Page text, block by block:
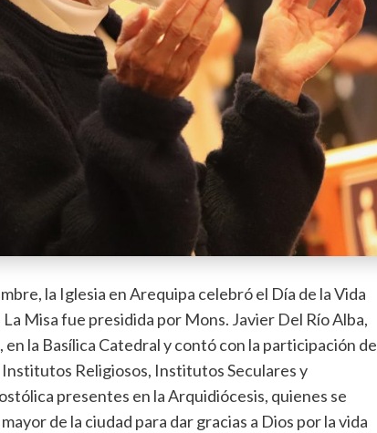
la Iglesia en Arequipa celebró el Día de la Vida
Misa fue presidida por Mons. Javier Del Río Alba,
la Basílica Catedral y contó con la participación de
Institutos Religiosos, Institutos Seculares y
presentes en la Arquidiócesis, quienes se
de la ciudad para dar gracias a Dios por la vida